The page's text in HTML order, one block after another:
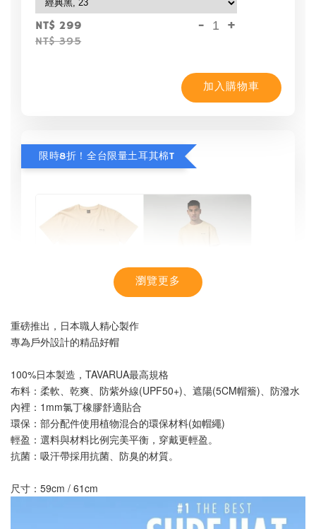
NT$ 299
NT$ 395
- +
加入購物車
限時8折！全台限量土耳其棉T
【MYSTIC】潮流T恤 舒適涼感 土耳其棉
NT$ 1,080
瀏覽更多
重磅推出，日本職人精心製作
專為戶外設計的精品好帽
100%日本製造，TAVARUA最高規格
布料：柔軟、乾爽、防紫外線(UPF50+)、遮陽(5CM帽簷)、防潑水
內裡：1mm氯丁橡膠舒適貼合
環保：部分配件使用植物混合的環保材料(如帽繩)
輕盈：選料與材料比例完美平衡，穿戴更輕盈。
抗菌：吸汗帶採用抗菌、防臭的材質。
尺寸：59cm / 61cm